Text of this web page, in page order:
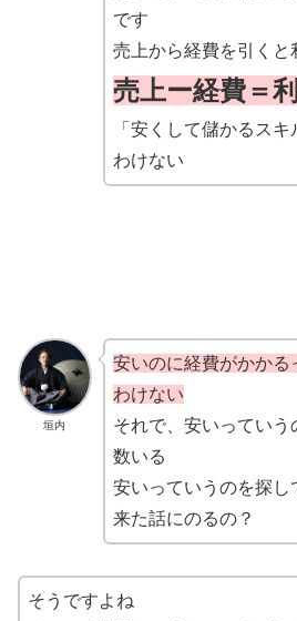
です
売上から経費を引くと
売上ー経費＝
「安くして儲かるス
わけない
垣内
安いのに経費がかかる
わけない
それで、安いってい
数いる
安いっていうのを探
来た話にのるの？
そうですよね